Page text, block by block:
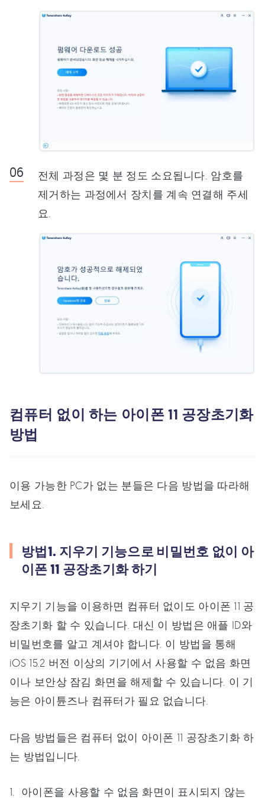
전체 과정은 몇 분 정도 소요됩니다. 암호를
제거하는 과정에서 장치를 계속 연결해 주세
요.
컴퓨터 없이 하는 아이폰 11 공장초기화
방법
이용 가능한 PC가 없는 분들은 다음 방법을 따라해
보세요.
방법1. 지우기 기능으로 비밀번호 없이 아
이폰 11 공장초기화 하기
지우기 기능을 이용하면 컴퓨터 없이도 아이폰 11 공
장초기화 할 수 있습니다. 대신 이 방법은 애플 ID와
비밀번호를 알고 계셔야 합니다. 이 방법을 통해
iOS 15.2 버전 이상의 기기에서 사용할 수 없음 화면
이나 보안상 잠김 화면을 해제할 수 있습니다. 이 기
능은 아이튠즈나 컴퓨터가 필요 없습니다.
다음 방법들은 컴퓨터 없이 아이폰 11 공장초기화 하
는 방법입니다.
아이폰을 사용할 수 없음 화면이 표시되지 않는